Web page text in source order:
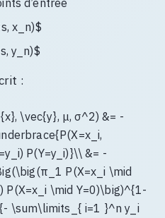
x_n)$
y_n)$
:
\vec{y}, μ, σ^2) &= -
P(Y=y_i)}\\ &= -
P(X=x_i \mid
\mid Y=0)\big)^{1-
\sum\limits_{ i=1 }^n y_i